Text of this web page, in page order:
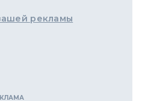
рекламы